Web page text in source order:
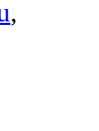
,